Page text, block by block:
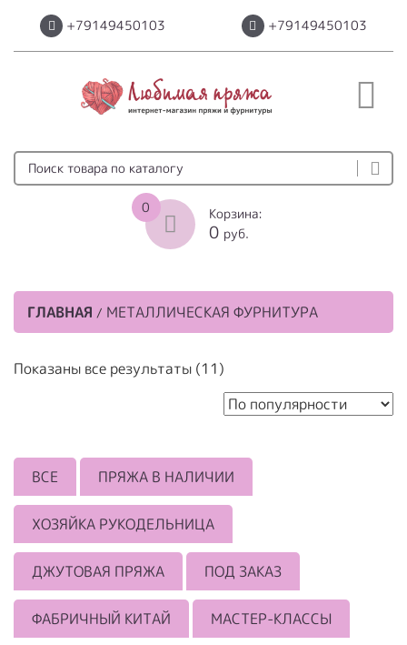
+79149450103 +79149450103
0 Корзина:
0 руб.
ГЛАВНАЯ / МЕТАЛЛИЧЕСКАЯ ФУРНИТУРА
Показаны все результаты (11)
популярности
ВСЕ ПРЯЖА В НАЛИЧИИ
ХОЗЯЙКА РУКОДЕЛЬНИЦА
ДЖУТОВАЯ ПРЯЖА ПОД ЗАКАЗ
ФАБРИЧНЫЙ КИТАЙ МАСТЕР-КЛАССЫ